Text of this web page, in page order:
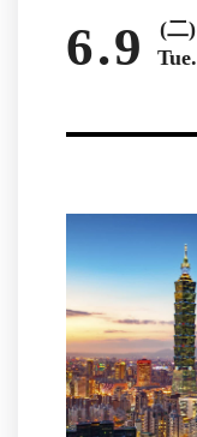
6.9
(二)
Tue.